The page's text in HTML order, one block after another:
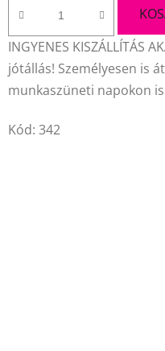
értékelése
5-
ből
4,5
csillag.
INGYENES KISZÁLLÍTÁS
jótállás! Személyesen is
munkaszüneti napokon
Kód: 342